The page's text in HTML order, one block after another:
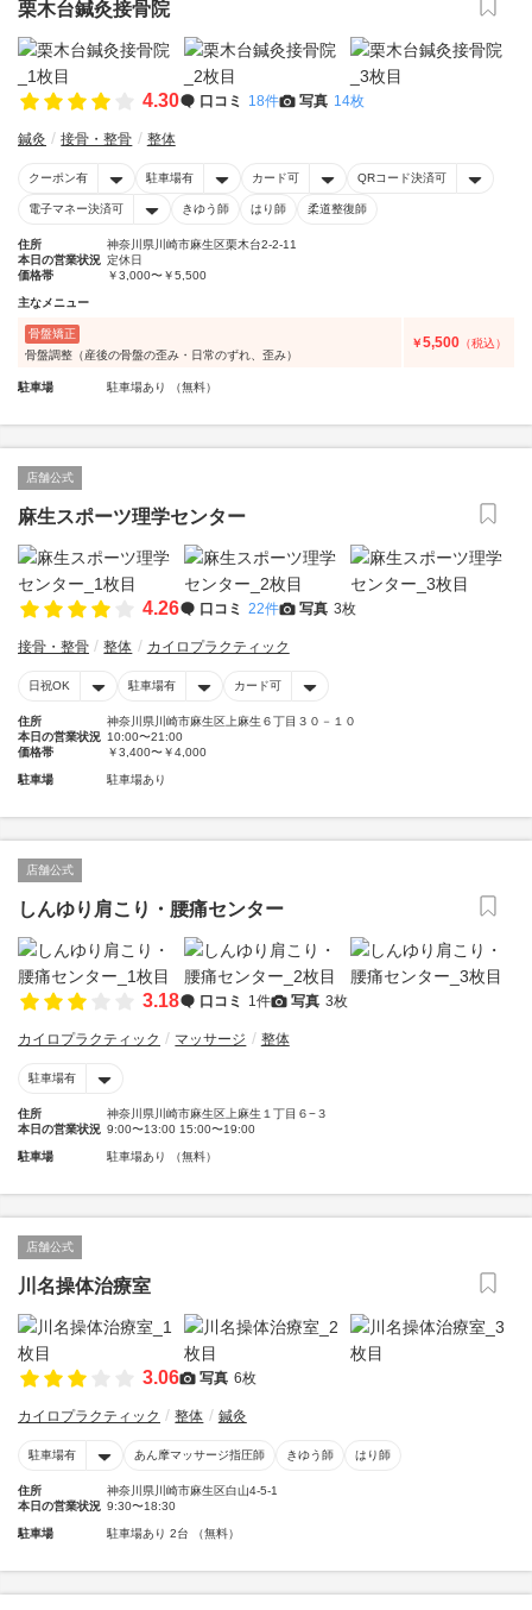
栗木台鍼灸接骨院
4.30 口コミ 18件 写真 14枚
鍼灸 接骨・整骨 整体
クーポン有 駐車場有 カード可 QRコード決済可
電子マネー決済可 きゆう師 はり師 柔道整復師
住所
神奈川県川崎市麻生区栗木台2-2-11
本日の営業状況 定休日
価格帯
￥3,000〜￥5,500
主なメニュー
骨盤矯正
骨盤調整（産後の骨盤の歪み・日常のずれ、歪み）
￥5,500 （税込）
駐車場 駐車場あり （無料）
店舗公式
麻生スポーツ理学センター
4.26 口コミ 22件 写真 3枚
接骨・整骨 整体 カイロプラクティック
日祝OK 駐車場有 カード可
住所
神奈川県川崎市麻生区上麻生６丁目３０－１０
本日の営業状況 10:00〜21:00
価格帯
￥3,400〜￥4,000
駐車場 駐車場あり
店舗公式
しんゆり肩こり・腰痛センター
3.18 口コミ 1件 写真 3枚
カイロプラクティック マッサージ 整体
駐車場有
住所
神奈川県川崎市麻生区上麻生１丁目６−３
本日の営業状況 9:00〜13:00 15:00〜19:00
駐車場 駐車場あり （無料）
店舗公式
川名操体治療室
3.06 写真 6枚
カイロプラクティック 整体 鍼灸
駐車場有 あん摩マッサージ指圧師 きゆう師 はり師
住所
神奈川県川崎市麻生区白山4-5-1
本日の営業状況 9:30〜18:30
駐車場 駐車場あり 2台 （無料）